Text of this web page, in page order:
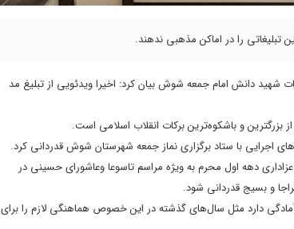
را در اماکن مذهبی ندهند.
دانش امام جمعه شوش بیان کرد: اخیرا ویدئویی از تبلیغ مد
و باشکوه‌ترین برکات انقلاب اسلامی است.
اجرایی با ستاد برگزاری نماز جمعه شهرستان شوش قدردانی کرد.
دهه اول محرم به ویژه مراسم تاسوعا وعاشورای حسینی در
و بسیج قدردانی شود.
دارد مثل سال‌های گذشته در این خصوص هماهنگی لازم را برای